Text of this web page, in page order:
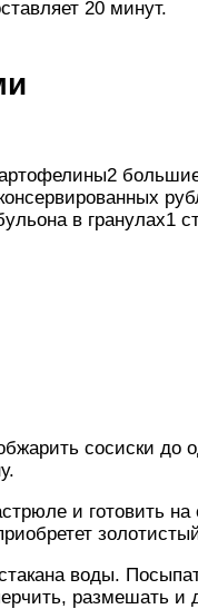
20 минут.
в гранулах1
сосиски до
и готовить на
воды.
размешать и